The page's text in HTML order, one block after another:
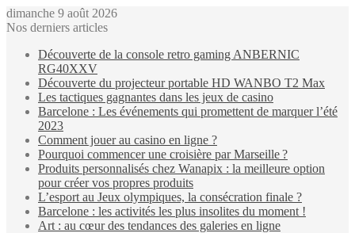
dimanche 9 août 2026
Nos derniers articles
Découverte de la console retro gaming ANBERNIC
RG40XXV
Découverte du projecteur portable HD WANBO T2 Max
Les tactiques gagnantes dans les jeux de casino
Barcelone : Les événements qui promettent de marquer l’été
2023
Comment jouer au casino en ligne ?
Pourquoi commencer une croisière par Marseille ?
Produits personnalisés chez Wanapix : la meilleure option
pour créer vos propres produits
L’esport au Jeux olympiques, la consécration finale ?
Barcelone : les activités les plus insolites du moment !
Art : au cœur des tendances des galeries en ligne